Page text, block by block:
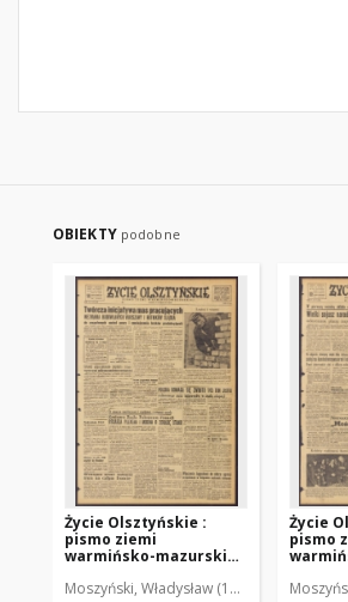
OBIEKTY podobne
Życie Olsztyńskie :
pismo ziemi
warmińsko-mazurskiej,
Moszyński, Władysław (1922-2001). Red.
Życie
pismo